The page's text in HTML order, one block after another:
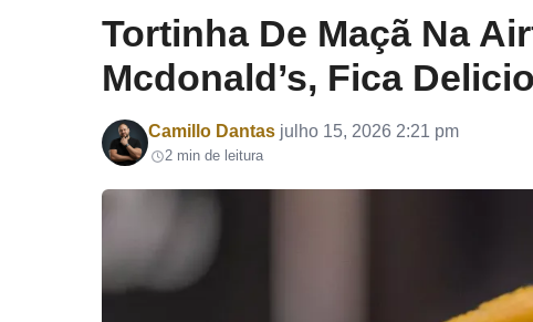
Tortinha De Maçã Na
Mcdonald’s, Fica
Por
Camillo Dantas julho 15, 2026 2:21 pm
2 min de leitura